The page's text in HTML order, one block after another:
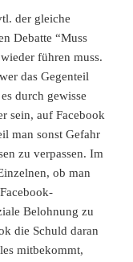
der gleiche
Debatte “Muss
führen muss.
das Gegenteil
durch gewisse
sein, auf Facebook
man sonst Gefahr
zu verpassen. Im
ob man
Belohnung zu
die Schuld daran
mitbekommt,